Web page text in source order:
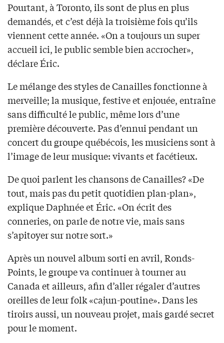
Pourtant, à Toronto, ils sont de plus en plus
demandés, et c’est déjà la troisième fois qu’ils
viennent cette année. «On a toujours un super
accueil ici, le public semble bien accrocher»,
déclare Éric.
Le mélange des styles de Canailles fonctionne à
merveille; la musique, festive et enjouée, entraîne
sans difficulté le public, même lors d’une
première découverte. Pas d’ennui pendant un
concert du groupe québécois, les musiciens sont à
l’image de leur musique: vivants et facétieux.
De quoi parlent les chansons de Canailles? «De
tout, mais pas du petit quotidien plan-plan»,
explique Daphnée et Éric. «On écrit des
conneries, on parle de notre vie, mais sans
s’apitoyer sur notre sort.»
Après un nouvel album sorti en avril, Ronds-
Points, le groupe va continuer à tourner au
Canada et ailleurs, afin d’aller régaler d’autres
oreilles de leur folk «cajun-poutine». Dans les
tiroirs aussi, un nouveau projet, mais gardé secret
pour le moment.